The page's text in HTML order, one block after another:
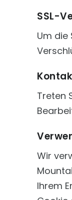
SSL-
Um die
Treten
Wir
Ihrem